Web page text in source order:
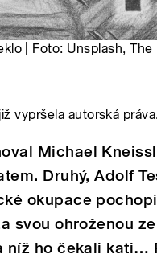
| Foto: Unsplash, The
vypršela autorská
Michael
Druhý, Adolf
okupace
svou ohroženou
níž ho čekali kati…